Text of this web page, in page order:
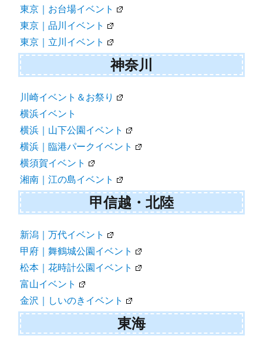
東京｜お台場イベント
東京｜品川イベント
東京｜立川イベント
神奈川
川崎イベント＆お祭り
横浜イベント
横浜｜山下公園イベント
横浜｜臨港パークイベント
横須賀イベント
湘南｜江の島イベント
甲信越・北陸
新潟｜万代イベント
甲府｜舞鶴城公園イベント
松本｜花時計公園イベント
富山イベント
金沢｜しいのきイベント
東海